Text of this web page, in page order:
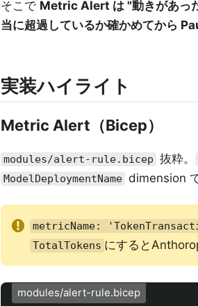
そこで Metric Alert は "動きがあっ
当に超過しているか確かめてから
実装ハイライト
Metric Alert（Bicep）
modules/alert-rule.bicep 抜粋。
ModelDeploymentName dimension
metricName:
TotalTokens にすると
modules/alert-rule.bicep